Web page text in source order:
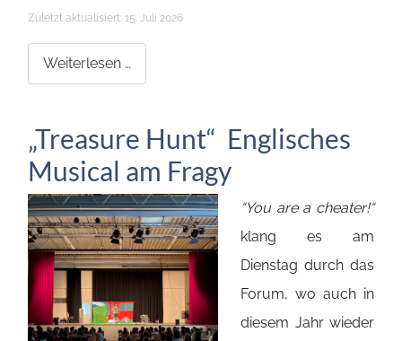
Details
Zuletzt aktualisiert: 15. Juli 2026
Weiterlesen …
„Treasure Hunt“ Englisches
Musical am Fragy
“You are a cheater!“
klang es am
Dienstag durch das
Forum, wo auch in
diesem Jahr wieder